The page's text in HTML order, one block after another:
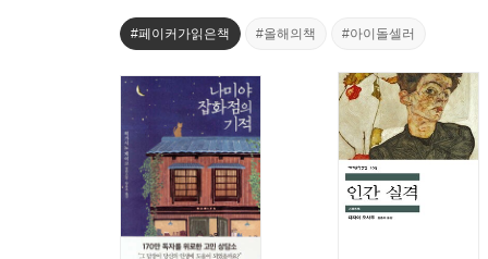
#페이커가읽은책 #올해의책 #아이돌셀러